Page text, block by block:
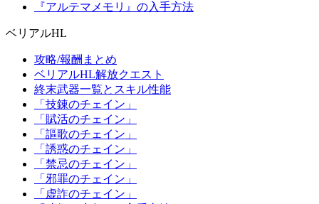
『アルテマメモリ』の入手方法
ベリアルHL
攻略/報酬まとめ
ベリアルHL解放クエスト
終末武器一覧とスキル性能
「技錬のチェイン」
「賦活のチェイン」
「謳歌のチェイン」
「誘惑のチェイン」
「禁忌のチェイン」
「邪罪のチェイン」
「虚詐のチェイン」